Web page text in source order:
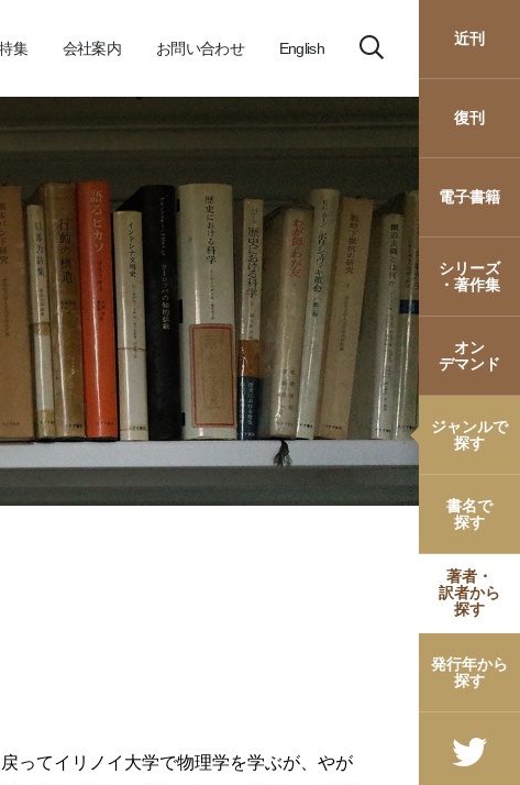
集 会社案内 お問い合わせ English
近刊
復刊
電子書籍
シリーズ
・著作集
オン
デマンド
ジャンルで
探す
書名で
探す
著者・
訳者から
探す
発行年から
探す
ってイリノイ大学で物理学を学ぶが、やが